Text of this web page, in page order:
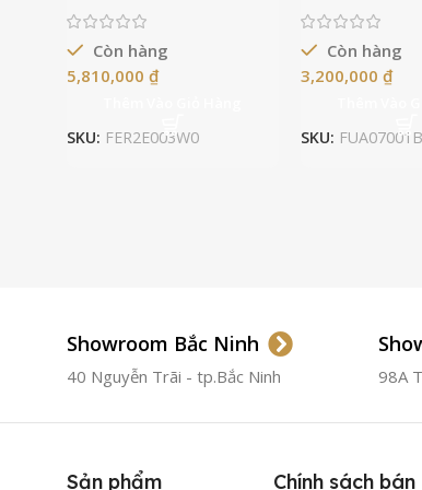
Còn hàng
5,810,000 ₫
SKU: FER2E003W0
Còn hàng
3,200,000 ₫
SKU:
Showroom Bắc Ninh
40 Nguyễn Trãi - tp.Bắc Ninh 98A
Sản phẩm Chính sách bán